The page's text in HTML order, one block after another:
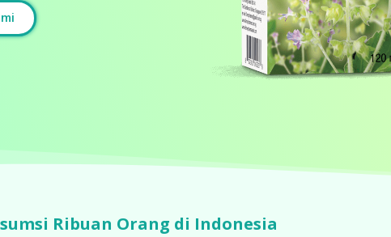
Ribuan Orang di Indonesia